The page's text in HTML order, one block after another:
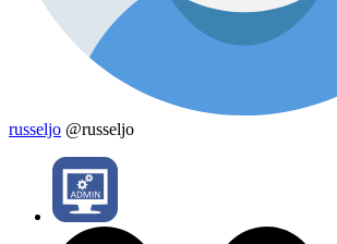
russeljo @russeljo